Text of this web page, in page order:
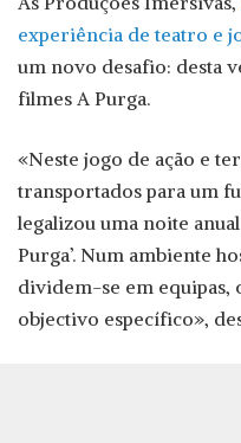
experiência de teatro e
um novo desafio: desta
filmes A Purga.
«Neste jogo de ação e
transportados para um
legalizou uma noite
Purga’. Num ambiente
dividem-se em equipas,
objectivo específico»,